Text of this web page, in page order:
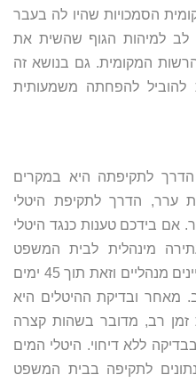
הסמכויות שהיו לה בעבר
למיהות הגוף שהשית את
המקומית. גם בנושא זה
להוביל להפחתה משמעותית
לתקיפתה היא במקרים
ערר, הדרך לתקיפת היטלי
אם בידכם טענות כנגד היטלי
מינהלית לבית המשפט
המחוזי בשבתו כבית משפט לעניינים מנהליים וזאת תוך 45 ימים
מאחר ובדיקת ההיטלים היא
זמן רב, מדובר בשהות קצרה
ללא דיחוי. היטלי המים
לתקיפה בבית המשפט